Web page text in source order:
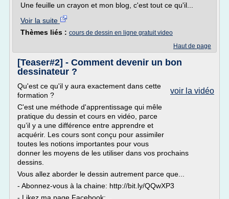
Une feuille un crayon et mon blog, c'est tout ce qu'il...
Voir la suite
Thèmes liés : cours de dessin en ligne gratuit video
Haut de page
[Teaser#2] - Comment devenir un bon
dessinateur ?
voir la vidéo
Qu'est ce qu'il y aura exactement dans cette
formation ?
C'est une méthode d'apprentissage qui mêle
pratique du dessin et cours en vidéo, parce
qu’il y a une différence entre apprendre et
acquérir. Les cours sont conçu pour assimiler
toutes les notions importantes pour vous
donner les moyens de les utiliser dans vos prochains
dessins.
Vous allez aborder le dessin autrement parce que...
- Abonnez-vous à la chaine: http://bit.ly/QQwXP3